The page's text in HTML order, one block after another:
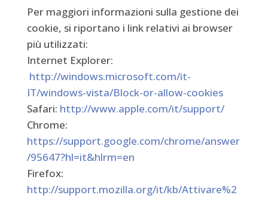
Per maggiori informazioni sulla gestione dei
cookie, si riportano i link relativi ai browser
più utilizzati:
Internet Explorer:
http://windows.microsoft.com/it-
IT/windows-vista/Block-or-allow-cookies
Safari: http://www.apple.com/it/support/
Chrome:
https://support.google.com/chrome/answer
/95647?hl=it&hlrm=en
Firefox:
http://support.mozilla.org/it/kb/Attivare%2